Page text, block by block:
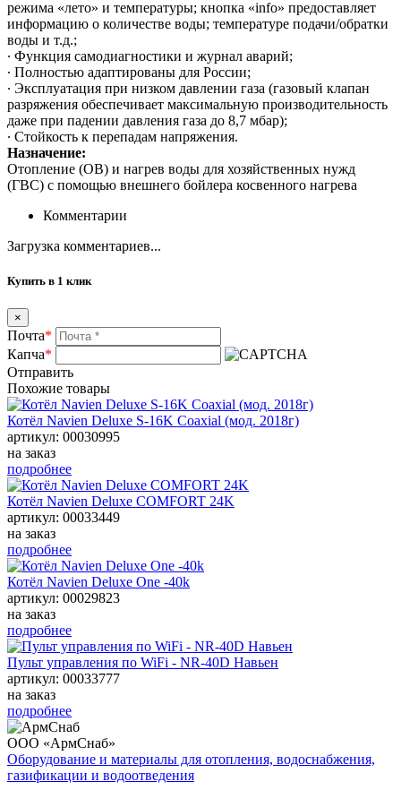
режима «лето» и температуры; кнопка «info» предоставляет
информацию о количестве воды; температуре подачи/обратки
воды и т.д.;
∙ Функция самодиагностики и журнал аварий;
∙ Полностью адаптированы для России;
∙ Эксплуатация при низком давлении газа (газовый клапан
разряжения обеспечивает максимальную производительность
даже при падении давления газа до 8,7 мбар);
∙ Стойкость к перепадам напряжения.
Назначение:
Отопление (ОВ) и нагрев воды для хозяйственных нужд
(ГВС) с помощью внешнего бойлера косвенного нагрева
Комментарии
Загрузка комментариев...
Купить в 1 клик
×
Почта*
Капча*
Отправить
Похожие товары
Котёл Navien Deluxe S-16K Coaxial (мод. 2018г)
артикул: 00030995
на заказ
подробнее
Котёл Navien Deluxe COMFORT 24K
артикул: 00033449
на заказ
подробнее
Котёл Navien Deluxe One -40k
артикул: 00029823
на заказ
подробнее
Пульт управления по WiFi - NR-40D Навьен
артикул: 00033777
на заказ
подробнее
ООО «АрмСнаб»
Оборудование и материалы для отопления, водоснабжения,
газификации и водоотведения